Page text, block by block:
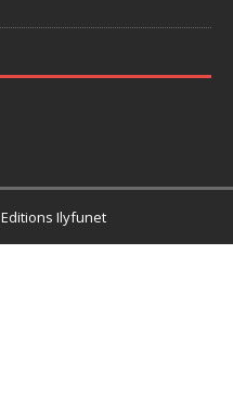
Editions Ilyfunet